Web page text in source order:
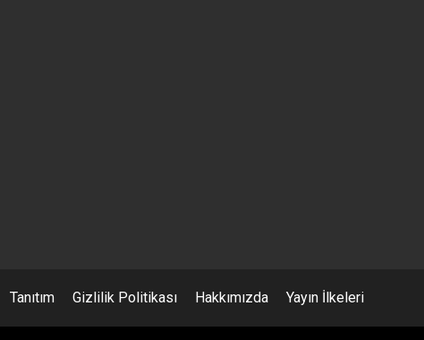
Tanıtım Gizlilik Politikası Hakkımızda Yayın İlkeleri